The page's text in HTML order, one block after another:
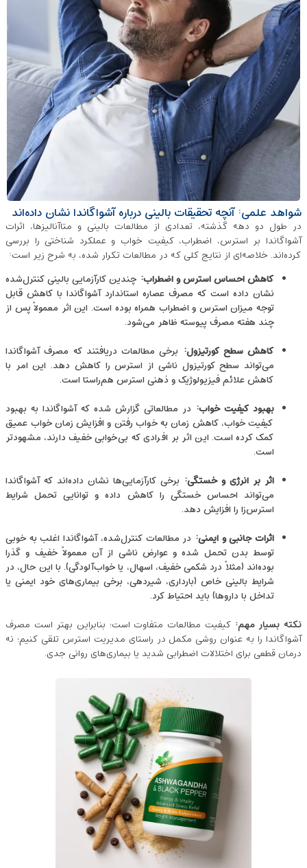
شواهد علمی: آنچه تحقیقات بالینی درباره آشواگاندا نشان داده‌اند
در طول دو دهه گذشته، تعدادی از مطالعات بالینی و متاآنالیزها، اثرات
آشواگاندا بر استرس، اضطراب، کیفیت خواب و عملکرد شناختی را بررسی
کرده‌اند. خلاصه‌ای از نتایج کلی که در مطالعات تکرار شده، به شرح زیر است:
کاهش احساس استرس و اضطراب: چندین کارآزمایی بالینی کنترل‌شده
نشان داده‌ است که مصرف عصاره استاندارد آشواگاندا با کاهش قابل
‌توجه میزان استرس و اضطراب همراه بوده است. این اثر معمولاً پس از
چند هفته مصرف پیوسته ظاهر می‌شود.
کاهش سطح کورتیزول: برخی مطالعات دریافتند که مصرف آشواگاندا
می‌تواند سطح کورتیزول ناشی از استرس را کاهش دهد. این امر با
کاهش علائم فیزیولوژیک و ذهنی استرس هم‌راستا است.
بهبود کیفیت خواب: در مطالعاتی گزارش شده که آشواگاندا به بهبود
کیفیت خواب، کاهش زمان به خواب رفتن و افزایش زمان خواب عمیق
کمک کرده است. این اثر بر افرادی که بی‌خوابی خفیف دارند، مشهودتر
است.
اثر بر انرژی و خستگی: برخی کارآزمایی‌ها نشان داده‌اند که آشواگاندا
می‌تواند احساس خستگی را کاهش داده و توانایی تحمل شرایط
استرس‌زا را افزایش دهد.
اثرات جانبی و ایمنی: در مطالعات کنترل‌شده، آشواگاندا اغلب به ‌خوبی
توسط بدن تحمل شده و عوارض ناشی از آن معمولاً خفیف و گذرا
بوده‌اند (مثلاً درد شکمی خفیف، اسهال، یا خواب‌آلودگی). با این حال، در
شرایط بالینی خاص (بارداری، شیردهی، برخی بیماری‌های خود ایمنی یا
تداخل با داروها) باید احتیاط کرد.
نکته بسیار مهم: کیفیت مطالعات متفاوت است؛ بنابراین بهتر است مصرف
آشواگاندا را به عنوان روشی مکمل در راستای مدیریت استرس تلقی کنیم؛ نه
درمان قطعی برای اختلالات اضطرابی شدید یا بیماری‌های روانی جدی.